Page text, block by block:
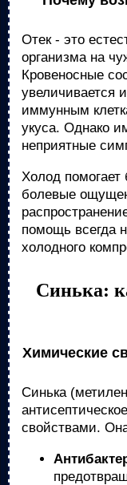
Отек - это
организма на
Кровеносные
увеличивается
иммунным
укуса. Однако
неприятные
Холод помогает
болевые
помощь всегда
холодного
Синька:
Химические
Синька
свойствами.